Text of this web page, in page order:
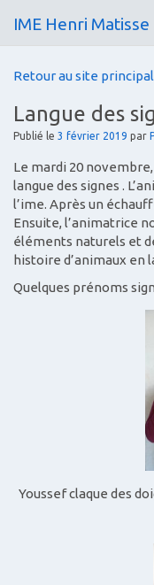
IME Henri Matisse
Retour au site principal
Langue des
Publié le 3 février 2019 par
Le mardi 20
langue des signes .
l’ime. Après un
Ensuite, l’animatrice
éléments naturels et
histoire d’animaux en
Quelques prénoms
Youssef claque des